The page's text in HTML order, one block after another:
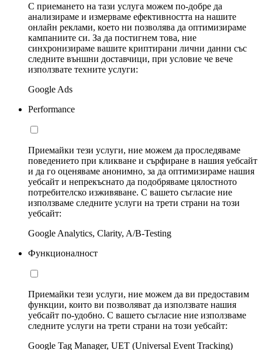
С приемането на тази услуга можем по-добре да
анализираме и измерваме ефективността на нашите
онлайн реклами, което ни позволява да оптимизираме
кампаниите си. За да постигнем това, ние
синхронизираме вашите криптирани лични данни със
следните външни доставчици, при условие че вече
използвате техните услуги:
Google Ads
Performance
Приемайки тези услуги, ние можем да проследяваме
поведението при кликване и сърфиране в нашия уебсайт
и да го оценяваме анонимно, за да оптимизираме нашия
уебсайт и непрекъснато да подобряваме цялостното
потребителско изживяване. С вашето съгласие ние
използваме следните услуги на трети страни на този
уебсайт:
Google Analytics, Clarity, A/B-Testing
Функционалност
Приемайки тези услуги, ние можем да ви предоставим
функции, които ви позволяват да използвате нашия
уебсайт по-удобно. С вашето съгласие ние използваме
следните услуги на трети страни на този уебсайт:
Google Tag Manager, UET (Universal Event Tracking)